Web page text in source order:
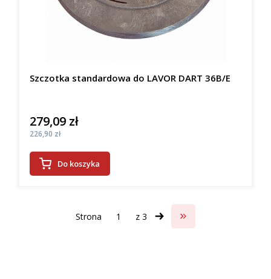
Szczotka standardowa do LAVOR DART 36B/E
Cena
279,09 zł
Cena
226,90 zł
Do koszyka
Strona z 3 Przejdź do ostatniej